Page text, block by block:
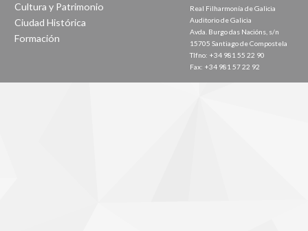
Cultura y Patrimonio
Ciudad Histórica
Formación
Real Filharmonía de Galicia
Auditorio de Galicia
Avda. Burgo das Nacións, s/n
15705 Santiago de Compostela
Tlfno: +34 981 55 22 90
Fax: +34 981 57 22 92